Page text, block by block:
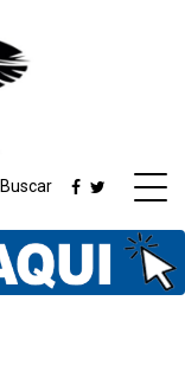
Buscar